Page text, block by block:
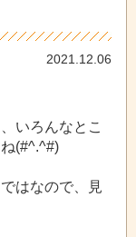
2021.12.06
いろんなとこ
(#^.^#)
はなので、見